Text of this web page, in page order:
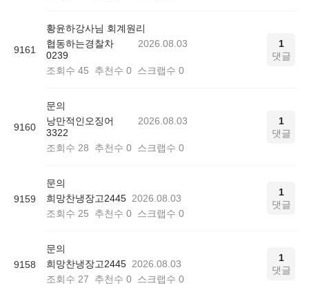
9161
황윤하강사님 회계원리
협동하는경찰차
0239
2026.08.03
조회수 45 추천수 0 스크랩수 0
1
댓글
9160
문의
낭만적인오징어
3322
2026.08.03
조회수 28 추천수 0 스크랩수 0
1
댓글
9159
문의
희망찬냉장고2445 2026.08.03
조회수 25 추천수 0 스크랩수 0
1
댓글
9158
문의
희망찬냉장고2445 2026.08.03
조회수 27 추천수 0 스크랩수 0
1
댓글